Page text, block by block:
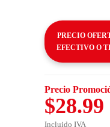
PRECIO
EFECTIVO O
Precio
$28.99
Incluido IVA